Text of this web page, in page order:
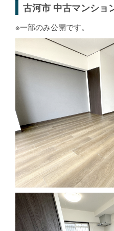
古河市 中古マンショ
※一部のみ公開です。